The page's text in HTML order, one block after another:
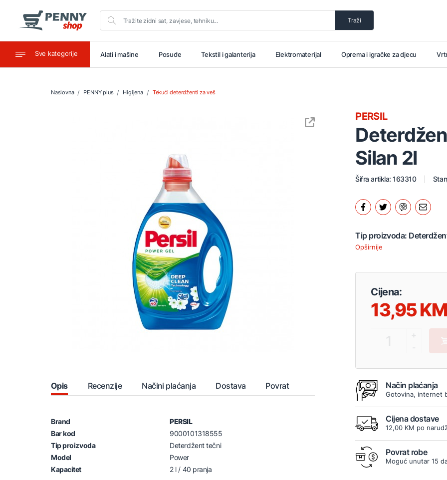
Traži
Sve kategorije
Ugostiteljstvo Alati i mašine Posuđe Tekstil i galanterija Elektromaterijal Oprema i igračke za djecu
Naslovna PENNY plus Higijena Tekući deterdženti za veš
Opis Recenzije Načini plaćanja Dostava Povrat
Brand
PERSIL
Bar kod
9000101318555
Tip proizvoda
Deterdžent tečni
Model
Power
Kapacitet
2 l / 40 pranja
Silan 2l
PERSIL
Šifra artikla: 163310
Tip proizvoda:
Opširnije
Cijena:
13,95
Način plaćanja
Gotovina, internet
Cijena dostave
12,00 KM po
Povrat robe
Moguć unutar 15